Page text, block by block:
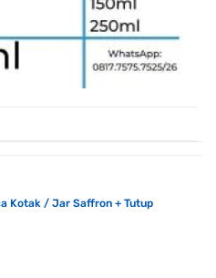
Kotak / Jar Saffron + Tutup